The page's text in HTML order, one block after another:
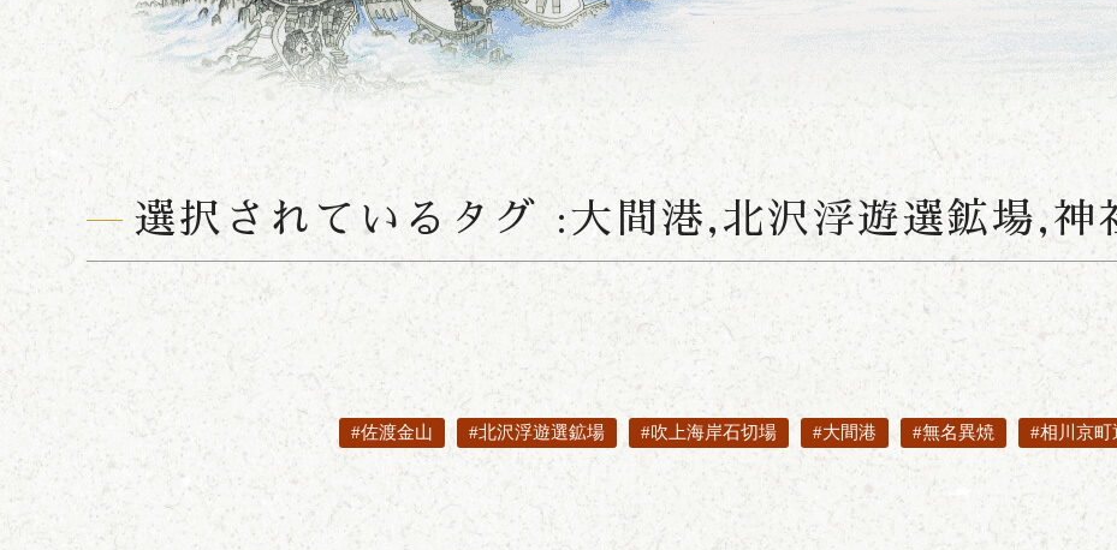
選択されているタグ :大間港, 北沢浮遊選鉱場,神
#佐渡金山 #北沢浮遊選鉱場 #吹上海岸石切場 #大間港 #無名異焼 #相川京町